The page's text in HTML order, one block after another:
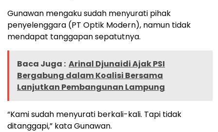
Gunawan mengaku sudah menyurati pihak
penyelenggara (PT Optik Modern), namun tidak
mendapat tanggapan sepatutnya.
Baca Juga : Arinal Djunaidi Ajak PSI
Bergabung dalam Koalisi Bersama
Lanjutkan Pembangunan Lampung
“Kami sudah menyurati berkali-kali. Tapi tidak
ditanggapi,” kata Gunawan.